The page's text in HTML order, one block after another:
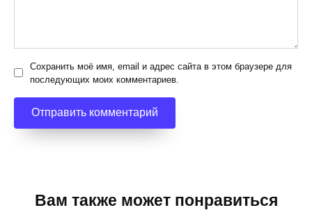
Сохранить моё имя, email и адрес сайта в этом браузере для
последующих моих комментариев.
Вам также может понравиться